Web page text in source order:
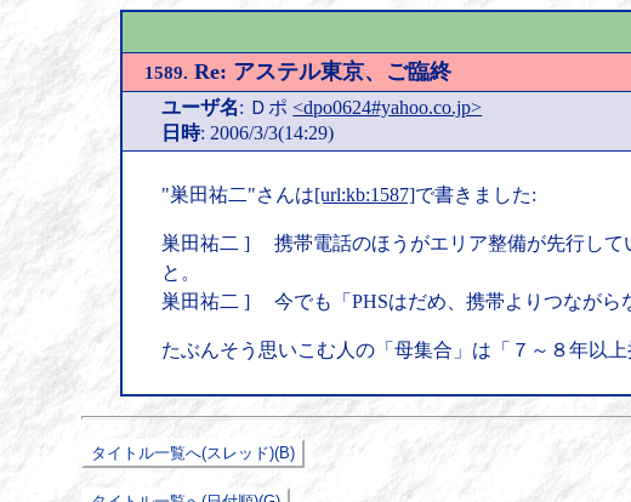
1589. Re: アステル東京、ご臨終
ユーザ名: Ｄポ <dpo0624#yahoo.co.jp>
日時: 2006/3/3(14:29)
"巣田祐二"さんは[url:kb:1587]で書きました:
巣田祐二 ] 携帯電話のほうがエリア整備が先行して
と。
巣田祐二 ] 今でも「PHSはだめ、携帯よりつながら
たぶんそう思いこむ人の「母集合」は「７～８年以